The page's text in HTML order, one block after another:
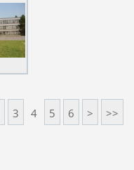
3 4 5 6 > >>